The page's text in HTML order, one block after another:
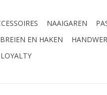
NAAIGAREN
BREIEN EN HAKEN
LOYALTY